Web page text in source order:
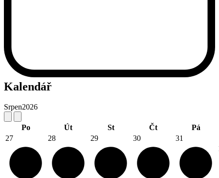
Kalendář
Srpen2026
Po Út St Čt
Pá
27
28 29 30
31